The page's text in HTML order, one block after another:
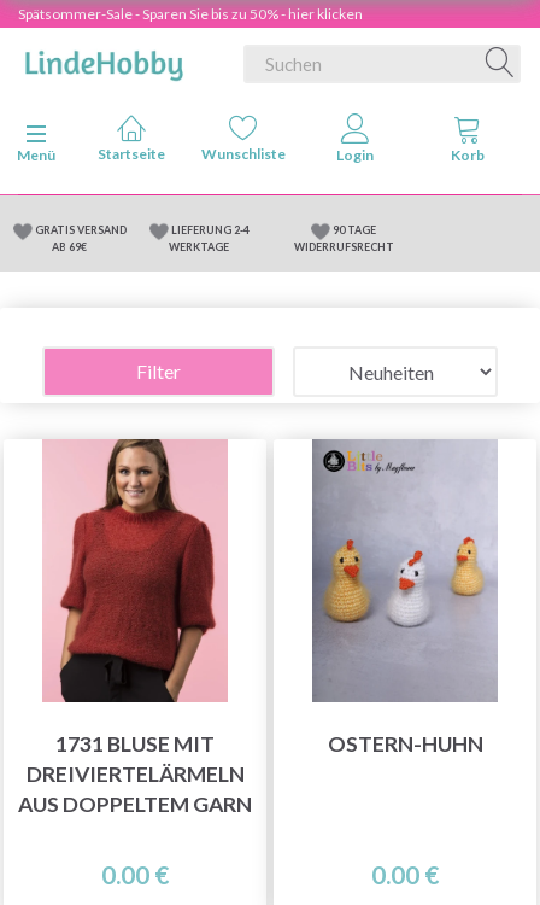
Spätsommer-Sale - Sparen Sie bis zu 50% - hier klicken
Anzeige ändern
Menü
GRATIS VERSAND
AB 69€
LIEFERUNG 2-4
WERKTAGE
90 TAGE
WIDERRUFSRECHT
Filter
1731 BLUSE MIT
DREIVIERTELÄRMELN
AUS DOPPELTEM GARN
0.00 €
OSTERN-HUHN
0.00 €